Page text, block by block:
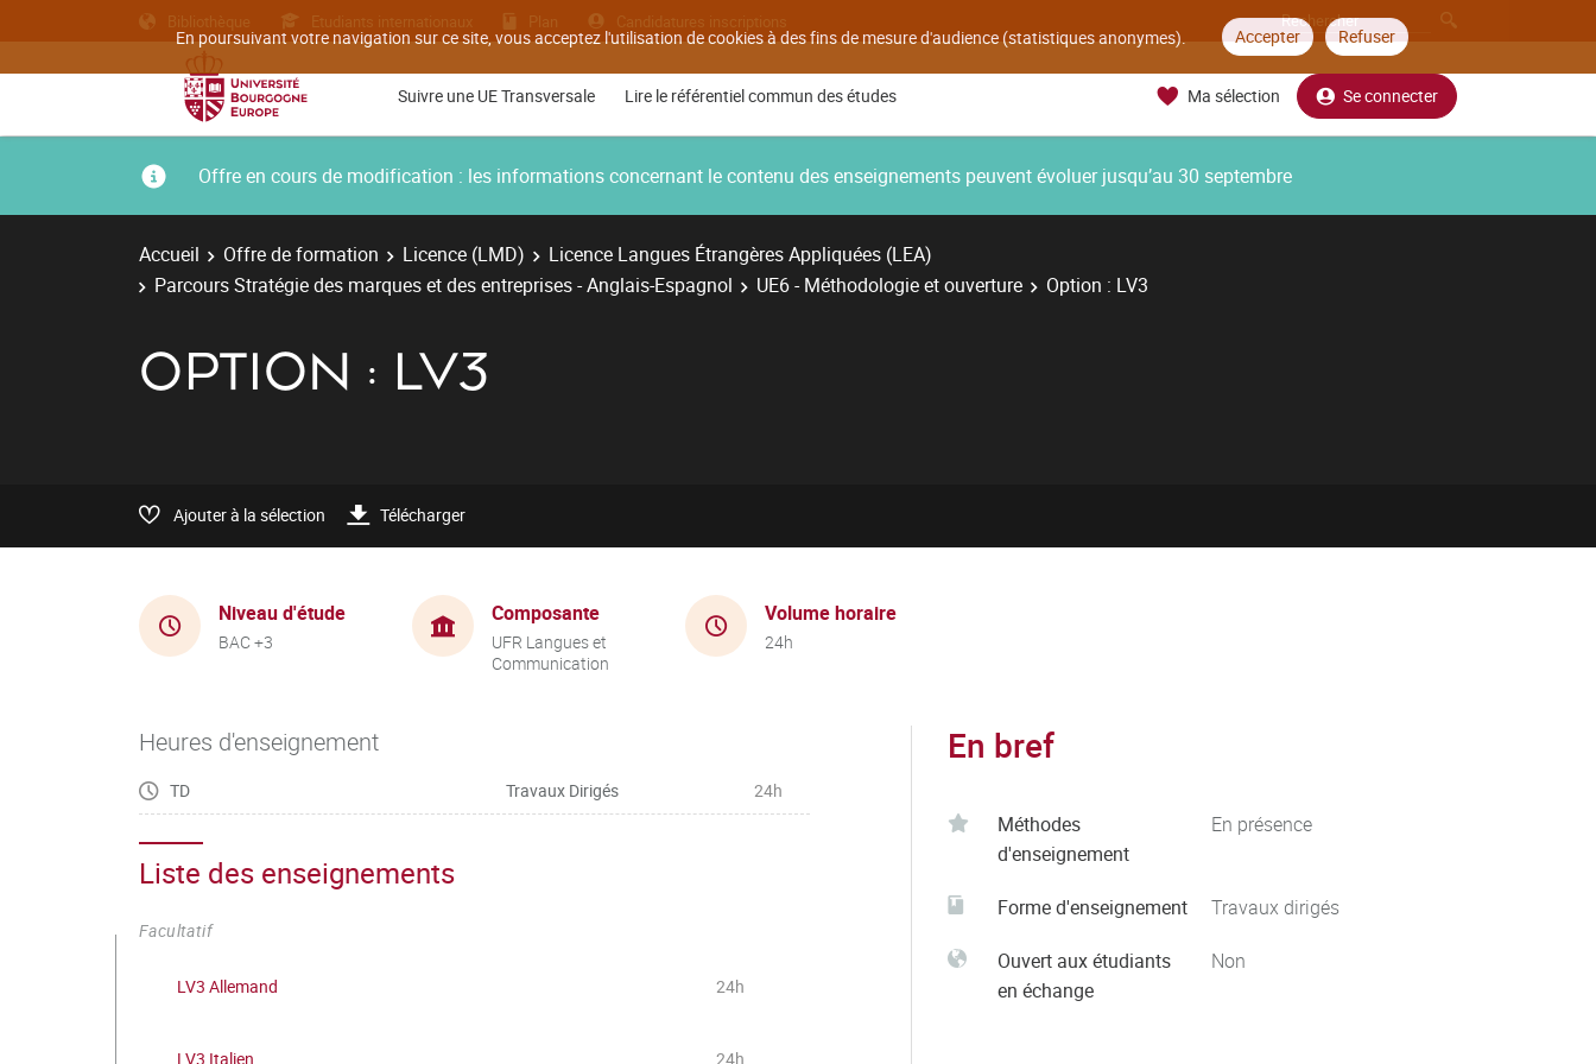
En poursuivant votre navigation sur ce site, vous acceptez l'utilisation de cookies à des fins de mesure d'audience (statistiques anonymes). Accepter Refuser
Bibliothèque Etudiants internationaux Plan Candidatures inscriptions
Suivre une UE Transversale Lire le référentiel commun des études Ma sélection Se connecter
Offre en cours de modification : les informations concernant le contenu des enseignements peuvent évoluer jusqu’au 30 septembre
Accueil Offre de formation Licence (LMD)
Licence Langues Étrangères Appliquées (LEA)
Parcours Stratégie des marques et des entreprises - Anglais-Espagnol
UE6 - Méthodologie et ouverture Option : LV3
OPTION : LV3
Ajouter à la sélection Télécharger
Niveau d'étude
BAC +3
Composante
UFR Langues et
Communication
Volume horaire
24h
Heures d'enseignement
TD Travaux Dirigés 24h
Liste des enseignements
Facultatif
LV3 Allemand 24h
LV3 Italien 24h
En bref
Méthodes
d'enseignement
En présence
Forme d'enseignement Travaux dirigés
Ouvert aux étudiants
en échange
Non